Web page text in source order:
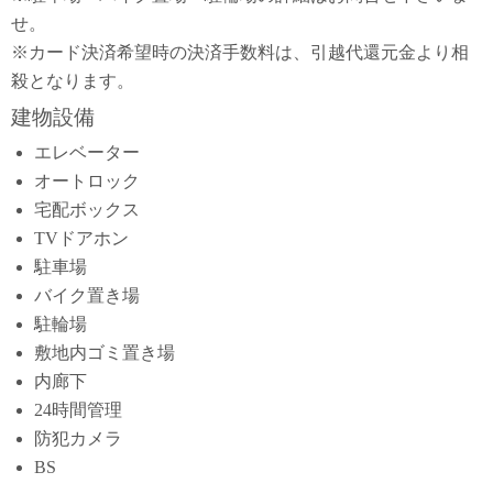
せ。
※カード決済希望時の決済手数料は、引越代還元金より相
殺となります。
建物設備
エレベーター
オートロック
宅配ボックス
TVドアホン
駐車場
バイク置き場
駐輪場
敷地内ゴミ置き場
内廊下
24時間管理
防犯カメラ
BS